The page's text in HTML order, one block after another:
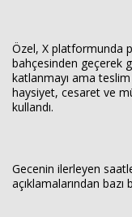
Özel, X platformunda
bahçesinden geçerek
katlanmayı ama
haysiyet, cesaret ve
kullandı.
Gecenin ilerleyen
açıklamalarından bazı